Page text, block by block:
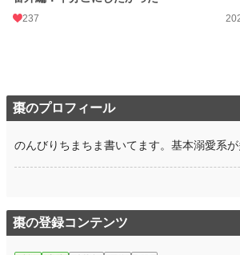
237
棗のプロフィール
のんびりちまちま書いてます。基本溺愛系が
棗の登録コンテンツ